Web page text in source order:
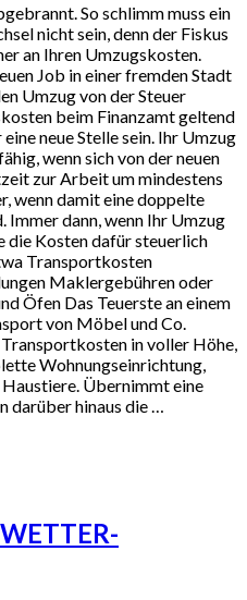
So schlimm muss ein
nicht sein, denn der Fiskus
an Ihren Umzugskosten.
Job in einer fremden Stadt
Umzug von der Steuer
beim Finanzamt geltend
neue Stelle sein. Ihr Umzug
wenn sich von der neuen
zur Arbeit um mindestens
wenn damit eine doppelte
dann, wenn Ihr Umzug
die Kosten dafür steuerlich
Transportkosten
Maklergebühren oder
Öfen Das Teuerste an einem
von Möbel und Co.
in voller Höhe,
Wohnungseinrichtung,
Übernimmt eine
darüber hinaus die …